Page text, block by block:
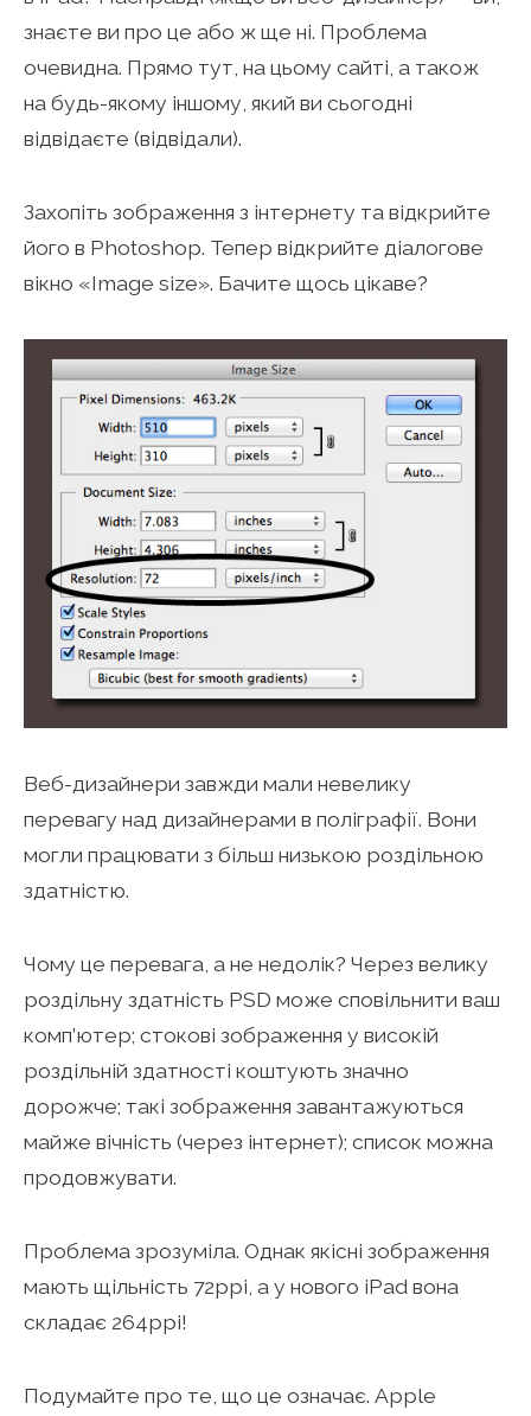
знаєте ви про це або ж ще ні. Проблема
очевидна. Прямо тут, на цьому сайті, а також
на будь-якому іншому, який ви сьогодні
відвідаєте (відвідали).
Захопіть зображення з інтернету та відкрийте
його в Photoshop. Тепер відкрийте діалогове
вікно «Image size». Бачите щось цікаве?
Веб-дизайнери завжди мали невелику
перевагу над дизайнерами в поліграфії. Вони
могли працювати з більш низькою роздільною
здатністю.
Чому це перевага, а не недолік? Через велику
роздільну здатність PSD може сповільнити ваш
комп’ютер; стокові зображення у високій
роздільній здатності коштують значно
дорожче; такі зображення завантажуються
майже вічність (через інтернет); список можна
продовжувати.
Проблема зрозуміла. Однак якісні зображення
мають щільність 72ppi, а у нового iPad вона
складає 264ppi!
Подумайте про те, що це означає. Apple